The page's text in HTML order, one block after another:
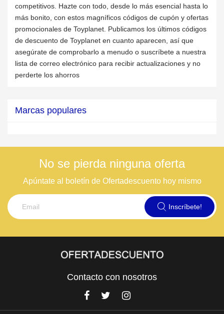
competitivos. Hazte con todo, desde lo más esencial hasta lo
más bonito, con estos magníficos códigos de cupón y ofertas
promocionales de Toyplanet. Publicamos los últimos códigos
de descuento de Toyplanet en cuanto aparecen, así que
asegúrate de comprobarlo a menudo o suscríbete a nuestra
lista de correo electrónico para recibir actualizaciones y no
perderte los ahorros
Marcas populares
No se pierda ninguna oferta
Apúntate al boletín de Ofertadescuento hoy mismo
Inscríbete!
Contacto con nosotros